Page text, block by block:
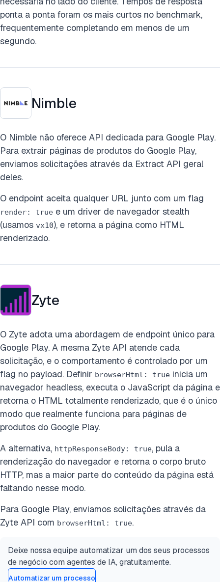
ponta a ponta foram os mais curtos no benchmark,
frequentemente completando em menos de um
segundo.
Nimble
O Nimble não oferece API dedicada para Google Play.
Para extrair páginas de produtos do Google Play,
enviamos solicitações através da Extract API geral
deles.
O endpoint aceita qualquer URL junto com um flag
render: true e um driver de navegador stealth
(usamos vx10), e retorna a página como HTML
renderizado.
Zyte
O Zyte adota uma abordagem de endpoint único para
Google Play. A mesma Zyte API atende cada
solicitação, e o comportamento é controlado por um
flag no payload. Definir browserHtml: true inicia um
navegador headless, executa o JavaScript da página e
retorna o HTML totalmente renderizado, que é o único
modo que realmente funciona para páginas de
produtos do Google Play.
A alternativa, httpResponseBody: true, pula a
renderização do navegador e retorna o corpo bruto
HTTP, mas a maior parte do conteúdo da página está
faltando nesse modo.
Para Google Play, enviamos solicitações através da
Zyte API com browserHtml: true.
Deixe nossa equipe automatizar um dos seus processos
de negócio com agentes de IA, gratuitamente.
Automatizar um processo